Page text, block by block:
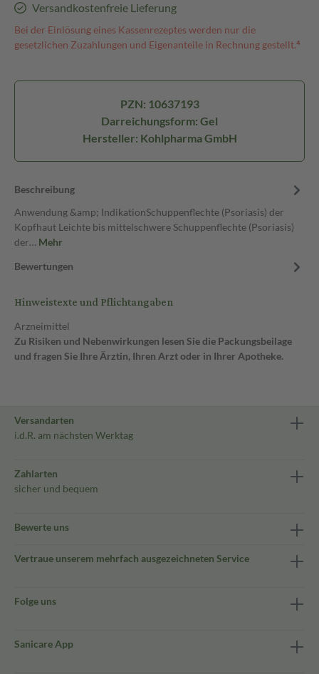
Versandkostenfreie Lieferung
Bei der Einlösung eines Kassenrezeptes werden nur die
gesetzlichen Zuzahlungen und Eigenanteile in Rechnung gestellt.⁴
PZN: 10637193
Darreichungsform: Gel
Hersteller: Kohlpharma GmbH
Beschreibung
Anwendung &amp; IndikationSchuppenflechte (Psoriasis) der
Kopfhaut Leichte bis mittelschwere Schuppenflechte (Psoriasis)
der… Mehr
Bewertungen
Hinweistexte und Pflichtangaben
Arzneimittel
Zu Risiken und Nebenwirkungen lesen Sie die Packungsbeilage
und fragen Sie Ihre Ärztin, Ihren Arzt oder in Ihrer Apotheke.
Versandarten
i.d.R. am nächsten Werktag
Zahlarten
sicher und bequem
Bewerte uns
Vertraue unserem mehrfach ausgezeichneten Service
Folge uns
Sanicare App